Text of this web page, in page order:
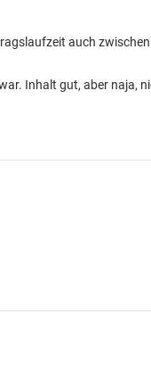
auch zwischen
Inhalt gut, aber naja,